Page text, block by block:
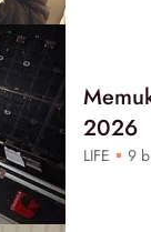
2026
LIFE 9